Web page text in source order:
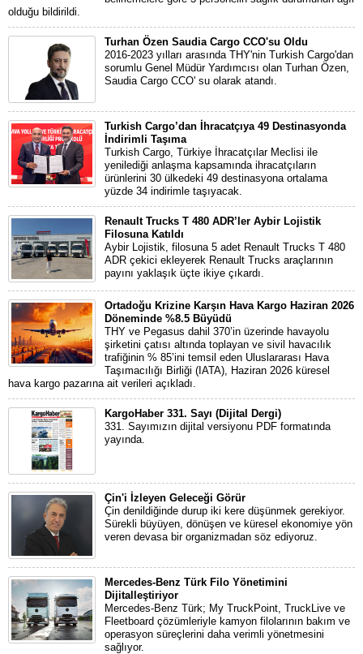
olduğu bildirildi.
Turhan Özen Saudia Cargo CCO'su Oldu
2016-2023 yılları arasında THY'nin Turkish Cargo'dan
sorumlu Genel Müdür Yardımcısı olan Turhan Özen,
Saudia Cargo CCO' su olarak atandı.
Turkish Cargo’dan İhracatçıya 49 Destinasyonda
İndirimli Taşıma
Turkish Cargo, Türkiye İhracatçılar Meclisi ile
yenilediği anlaşma kapsamında ihracatçıların
ürünlerini 30 ülkedeki 49 destinasyona ortalama
yüzde 34 indirimle taşıyacak.
Renault Trucks T 480 ADR’ler Aybir Lojistik
Filosuna Katıldı
Aybir Lojistik, filosuna 5 adet Renault Trucks T 480
ADR çekici ekleyerek Renault Trucks araçlarının
payını yaklaşık üçte ikiye çıkardı.
Ortadoğu Krizine Karşın Hava Kargo Haziran 2026
Döneminde %8.5 Büyüdü
THY ve Pegasus dahil 370’in üzerinde havayolu
şirketini çatısı altında toplayan ve sivil havacılık
trafiğinin % 85’ini temsil eden Uluslararası Hava
Taşımacılığı Birliği (IATA), Haziran 2026 küresel
hava kargo pazarına ait verileri açıkladı.
KargoHaber 331. Sayı (Dijital Dergi)
331. Sayımızın dijital versiyonu PDF formatında
yayında.
Çin'i İzleyen Geleceği Görür
Çin denildiğinde durup iki kere düşünmek gerekiyor.
Sürekli büyüyen, dönüşen ve küresel ekonomiye yön
veren devasa bir organizmadan söz ediyoruz.
Mercedes-Benz Türk Filo Yönetimini
Dijitalleştiriyor
Mercedes-Benz Türk; My TruckPoint, TruckLive ve
Fleetboard çözümleriyle kamyon filolarının bakım ve
operasyon süreçlerini daha verimli yönetmesini
sağlıyor.